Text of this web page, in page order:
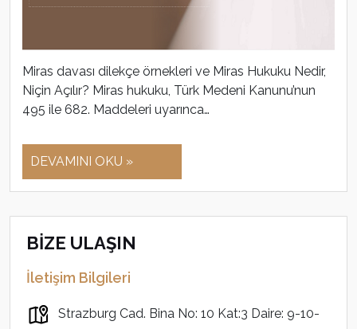
Miras davası dilekçe örnekleri ve Miras Hukuku Nedir,
Niçin Açılır? Miras hukuku, Türk Medeni Kanunu’nun
495 ile 682. Maddeleri uyarınca…
DEVAMINI OKU »
BİZE ULAŞIN
İletişim Bilgileri
Strazburg Cad. Bina No: 10 Kat:3 Daire: 9-10-